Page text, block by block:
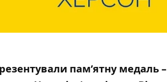
пам’ятну медаль –